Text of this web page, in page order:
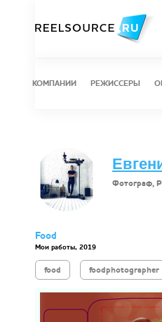
КОМПАНИИ РЕЖИССЕРЫ
Фотограф,
Food
Мои работы, 2019
food foodphotographer